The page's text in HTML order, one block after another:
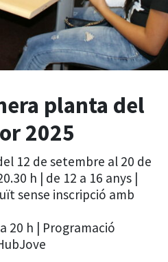
planta del
2025
12 de setembre al 20 de
h | de 12 a 16 anys |
sense inscripció amb
20 h | Programació